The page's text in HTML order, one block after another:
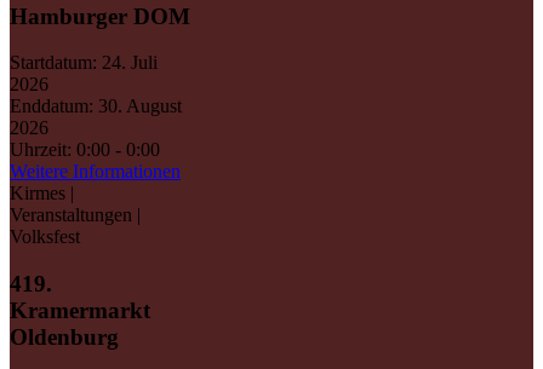
Hamburger DOM
Startdatum: 24. Juli
2026
Enddatum: 30. August
2026
Uhrzeit: 0:00 - 0:00
Weitere Informationen
Kirmes |
Veranstaltungen |
Volksfest
419.
Kramermarkt
Oldenburg